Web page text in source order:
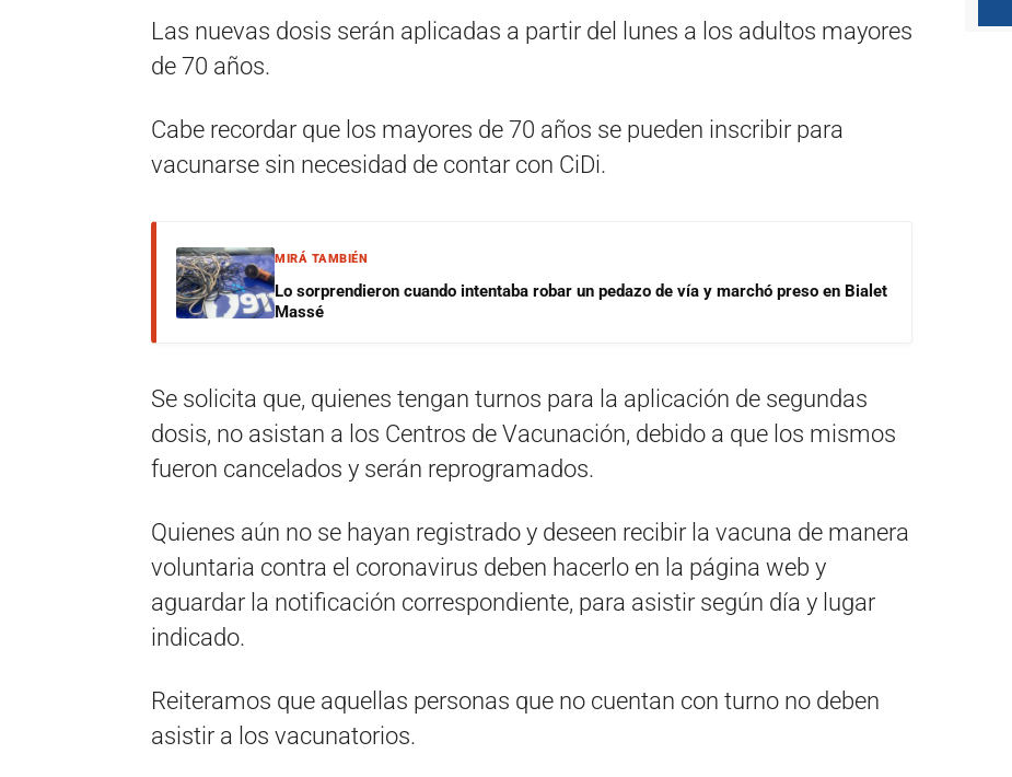
Las nuevas dosis serán aplicadas a partir del lunes a los adultos mayores
de 70 años.
Cabe recordar que los mayores de 70 años se pueden inscribir para
vacunarse sin necesidad de contar con CiDi.
MIRÁ TAMBIÉN
Lo sorprendieron cuando intentaba robar un pedazo de vía y marchó preso en Bialet
Massé
Se solicita que, quienes tengan turnos para la aplicación de segundas
dosis, no asistan a los Centros de Vacunación, debido a que los mismos
fueron cancelados y serán reprogramados.
Quienes aún no se hayan registrado y deseen recibir la vacuna de manera
voluntaria contra el coronavirus deben hacerlo en la página web y
aguardar la notificación correspondiente, para asistir según día y lugar
indicado.
Reiteramos que aquellas personas que no cuentan con turno no deben
asistir a los vacunatorios.